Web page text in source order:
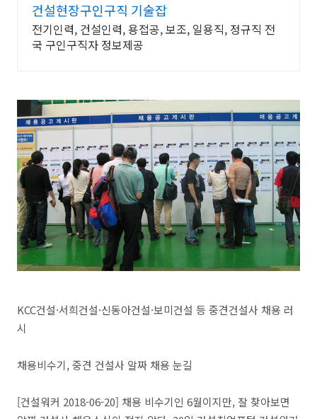
건설현장구인구직 기술잡
전기인력, 건설인력, 용접공, 보조, 일용직, 정규직 전
국 구인구직자 정보제공
KCC건설·서희건설·신동아건설·보미건설 등 중견건설사 채용 러
시
채용비수기, 중견 건설사 알짜 채용 눈길
[건설워커 2018-06-20] 채용 비수기인 6월이지만, 잘 찾아보면